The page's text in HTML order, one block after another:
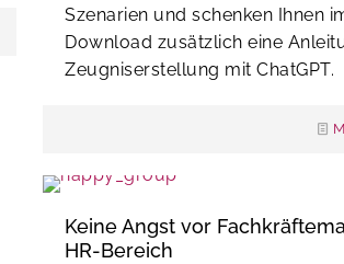
Szenarien und schenken Ihnen
Download zusätzlich eine
Zeugniserstellung mit ChatGPT.
Keine Angst vor
HR-Bereich